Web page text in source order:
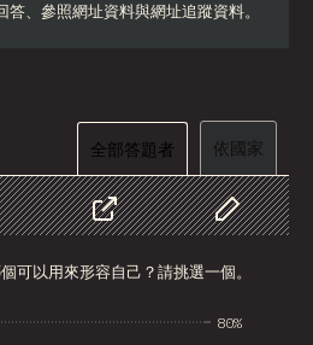
、參照網址資料與網址追蹤資料。
全部答題者 依國家
分享
自訂資料
可以用來形容自己？請挑選一個。
80%